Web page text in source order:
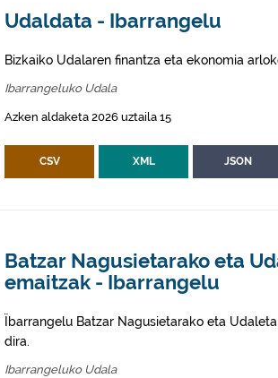
Udaldata - Ibarrangelu
Bizkaiko Udalaren finantza eta ekonomia
Ibarrangeluko Udala
Azken aldaketa 2026 uztaila 15
CSV XML JSON
Batzar Nagusietarako eta
emaitzak - Ibarrangelu
Ïbarrangelu Batzar Nagusietarako eta
dira.
Ibarrangeluko Udala